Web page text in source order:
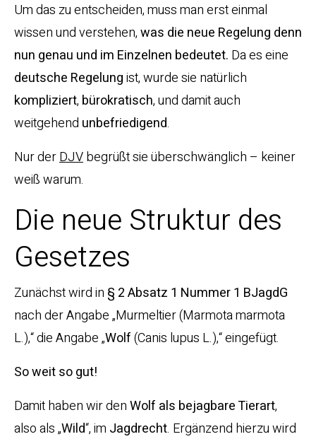
Um das zu entscheiden, muss man erst einmal
wissen und verstehen,was die neue Regelung denn
nun genau und im Einzelnen bedeutet. Da es eine
deutsche Regelungist, wurde sie natürlich
kompliziert, bürokratisch, und damit auch
weitgehend unbefriedigend.
Nur derDJVbegrüßt sie überschwänglich – keiner
weiß warum.
Die neue Struktur des
Gesetzes
Zunächst wird in § 2 Absatz 1 Nummer 1 BJagdG
nach der Angabe „Murmeltier (Marmota marmota
L.),“ die Angabe „Wolf(Canis lupus L.),“ eingefügt.
So weit so gut!
Damit haben wir denWolf als bejagbare Tierart,
also als „Wild“, im Jagdrecht. Ergänzend hierzu wird